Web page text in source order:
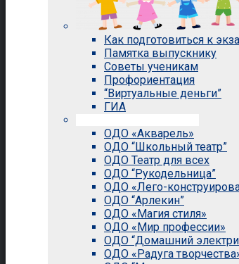
Как подготовиться к
Памятка выпускнику
Советы ученикам
Профориентация
“Виртуальные деньги”
ГИА
ОДО «Акварель»
ОДО “Школьный театр”
ОДО Театр для всех
ОДО “Рукодельница”
ОДО «Лего-
ОДО “Арлекин”
ОДО «Магия стиля»
ОДО «Мир профессии»
ОДО “Домашний
ОДО «Радуга